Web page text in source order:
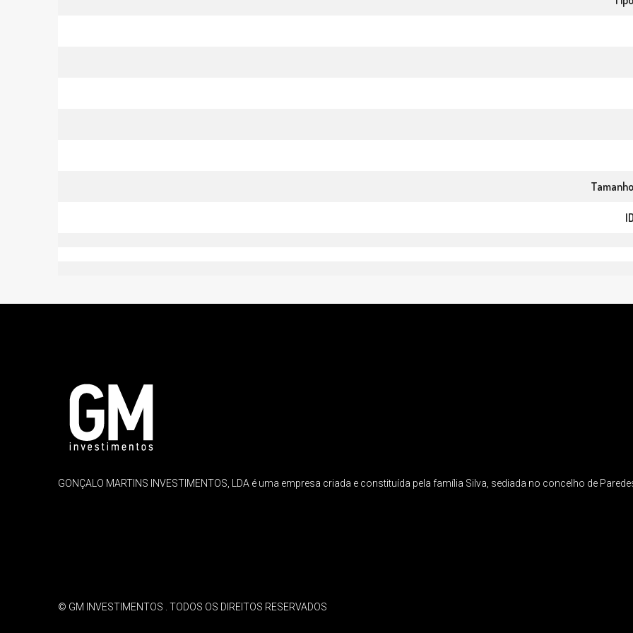
GONÇALO MARTINS INVESTIMENTOS, LDA é uma empresa criada e constituída pela família Silva, sediada no concelho de
© GM INVESTIMENTOS . TODOS OS DIREITOS RESERVADOS